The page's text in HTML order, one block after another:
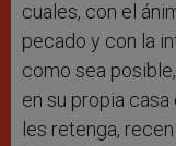
cuales, con el
pecado y con la
como sea
en su propia
les retenga,